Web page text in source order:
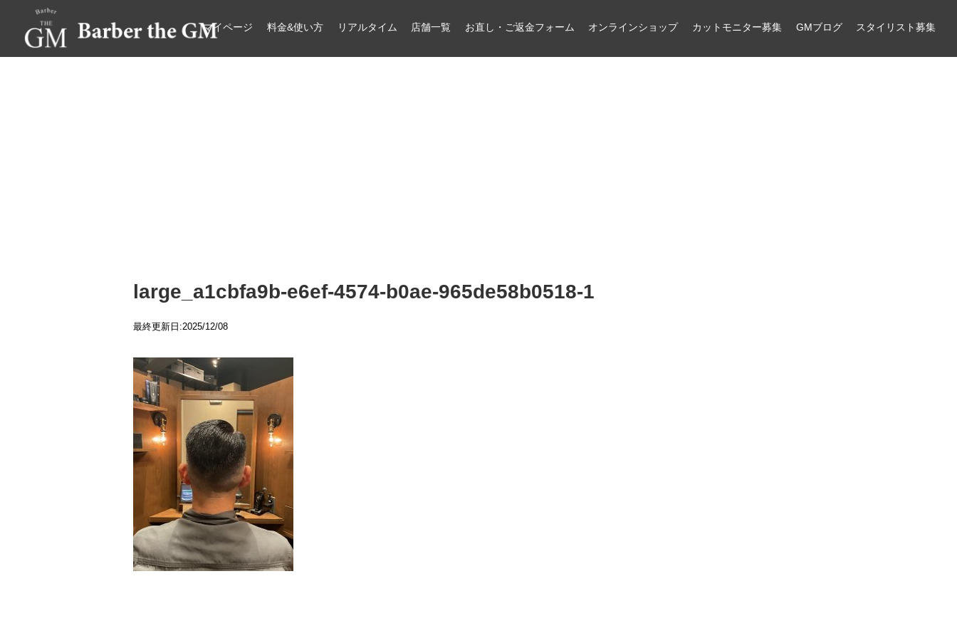
マイページ 料金&使い方 リアルタイム 店舗一覧 お直し・ご返金フォーム オンラインショップ カットモニター募集 GMブログ スタイリスト募集
large_a1cbfa9b-e6ef-4574-b0ae-965de58b0518-1
最終更新日:2025/12/08